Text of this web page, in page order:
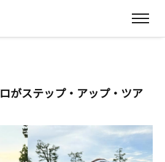
がステップ・アップ・ツア